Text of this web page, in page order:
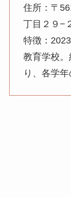
住所：〒
丁目２９−
特徴：
教育学校
り、各学